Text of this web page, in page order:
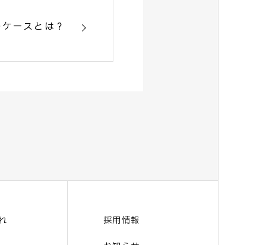
ースとは？
採用情報